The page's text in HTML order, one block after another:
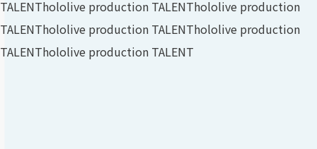
TALENThololive production TALENThololive production
TALENThololive production TALENThololive production
TALENThololive production TALENT